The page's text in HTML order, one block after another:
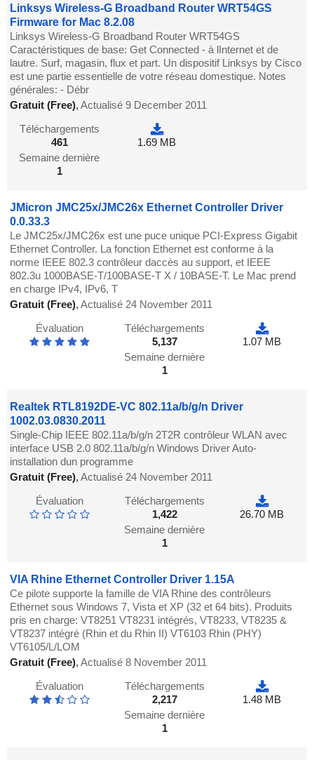
Linksys Wireless-G Broadband Router WRT54GS
Firmware for Mac 8.2.08
Linksys Wireless-G Broadband Router WRT54GS
Caractéristiques de base: Get Connected - à lInternet et de
lautre. Surf, magasin, flux et part. Un dispositif Linksys by Cisco
est une partie essentielle de votre réseau domestique. Notes
générales: - Débr
Gratuit (Free),Actualisé 9 December 2011
Téléchargements
461
Semaine dernière
1
1.69 MB
JMicron JMC25x/JMC26x Ethernet Controller Driver
0.0.33.3
Le JMC25x/JMC26x est une puce unique PCI-Express Gigabit
Ethernet Controller. La fonction Ethernet est conforme à la
norme IEEE 802.3 contrôleur daccès au support, et IEEE
802.3u 1000BASE-T/100BASE-T X / 10BASE-T. Le Mac prend
en charge IPv4, IPv6, T
Gratuit (Free),Actualisé 24 November 2011
Évaluation
Téléchargements
5,137
Semaine dernière
1
1.07 MB
Realtek RTL8192DE-VC 802.11a/b/g/n Driver
1002.03.0830.2011
Single-Chip IEEE 802.11a/b/g/n 2T2R contrôleur WLAN avec
interface USB 2.0 802.11a/b/g/n Windows Driver Auto-
installation dun programme
Gratuit (Free),Actualisé 24 November 2011
Évaluation
Téléchargements
1,422
Semaine dernière
1
26.70 MB
VIA Rhine Ethernet Controller Driver 1.15A
Ce pilote supporte la famille de VIA Rhine des contrôleurs
Ethernet sous Windows 7, Vista et XP (32 et 64 bits). Produits
pris en charge: VT8251 VT8231 intégrés, VT8233, VT8235 &
VT8237 intégré (Rhin et du Rhin II) VT6103 Rhin (PHY)
VT6105/L/LOM
Gratuit (Free),Actualisé 8 November 2011
Évaluation
Téléchargements
2,217
Semaine dernière
1
1.48 MB